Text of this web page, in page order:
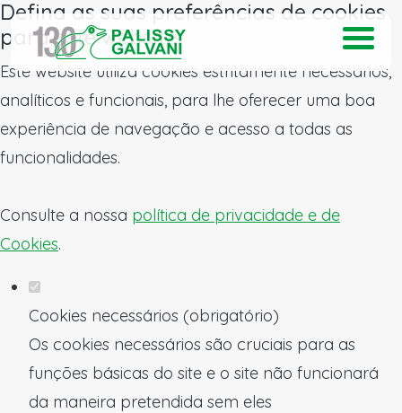
Defina as suas preferências de cookies
para este website.
Este website utiliza cookies estritamente necessários,
analíticos e funcionais, para lhe oferecer uma boa
experiência de navegação e acesso a todas as
funcionalidades.
Consulte a nossa política de privacidade e de
Cookies.
Cookies necessários (obrigatório)
Os cookies necessários são cruciais para as
funções básicas do site e o site não funcionará
da maneira pretendida sem eles